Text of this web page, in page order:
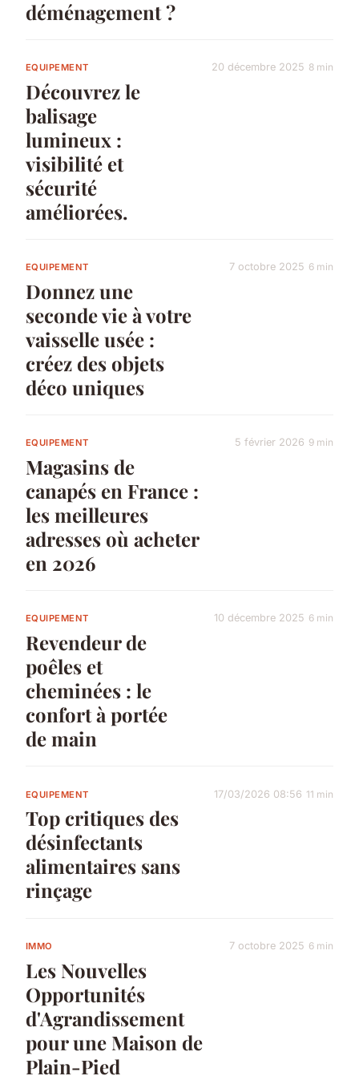
déménagement ?
EQUIPEMENT
Découvrez le
balisage
lumineux :
visibilité et
sécurité
améliorées.
20 décembre 2025 8 min
EQUIPEMENT
Donnez une
seconde vie à votre
vaisselle usée :
créez des objets
déco uniques
7 octobre 2025 6 min
EQUIPEMENT
Magasins de
canapés en France :
les meilleures
adresses où acheter
en 2026
5 février 2026 9 min
EQUIPEMENT
Revendeur de
poêles et
cheminées : le
confort à portée
de main
10 décembre 2025 6 min
EQUIPEMENT
Top critiques des
désinfectants
alimentaires sans
rinçage
17/03/2026 08:56 11 min
IMMO
Les Nouvelles
Opportunités
d'Agrandissement
pour une Maison de
Plain-Pied
7 octobre 2025 6 min